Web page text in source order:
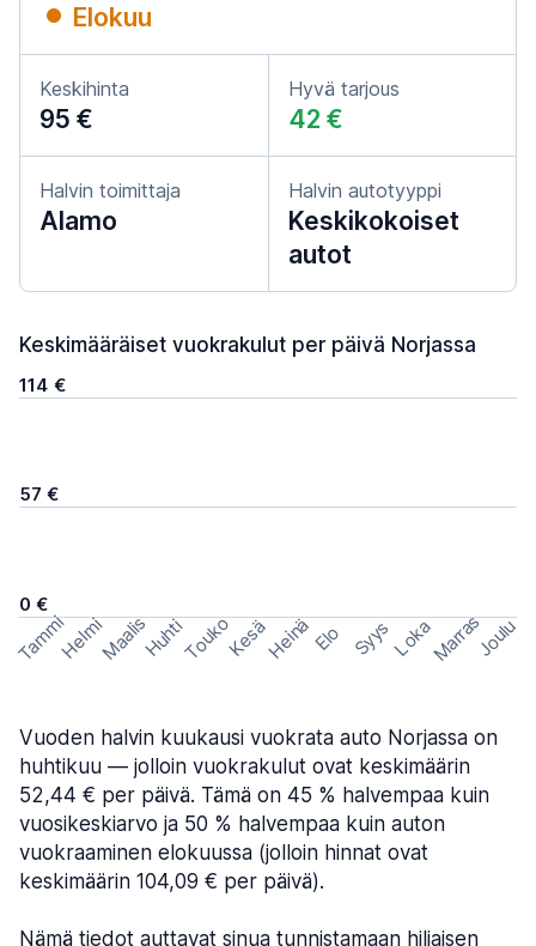
Elokuu
Keskihinta
95 €
Hyvä tarjous
42 €
Halvin toimittaja
Alamo
Halvin autotyyppi
Keskikokoiset
autot
Keskimääräiset vuokrakulut per päivä Norjassa
114 €
57 €
0 €
TammiHelmiMaalisHuhtiToukoKesäHeinäElo SyysLokaMarrasJoulu
Vuoden halvin kuukausi vuokrata auto Norjassa on
huhtikuu — jolloin vuokrakulut ovat keskimäärin
52,44 € per päivä. Tämä on 45 % halvempaa kuin
vuosikeskiarvo ja 50 % halvempaa kuin auton
vuokraaminen elokuussa (jolloin hinnat ovat
keskimäärin 104,09 € per päivä).
Nämä tiedot auttavat sinua tunnistamaan hiljaisen